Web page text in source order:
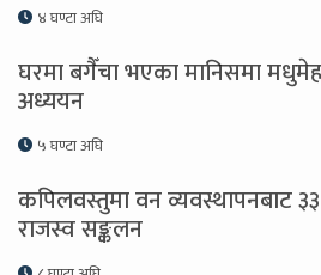
४ घण्टा अघि
घरमा बगैँचा भएका मानिसमा
अध्ययन
५ घण्टा अघि
कपिलवस्तुमा वन व्यवस्थापनबाट
राजस्व सङ्कलन